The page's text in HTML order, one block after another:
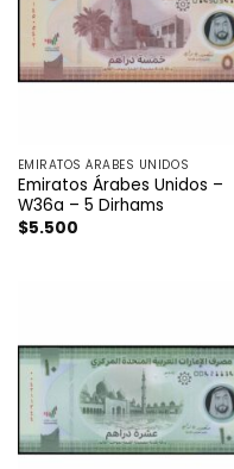
EMIRATOS ÁRABES UNIDOS
Emiratos Árabes Unidos –
W36a – 5 Dirhams
$5.500